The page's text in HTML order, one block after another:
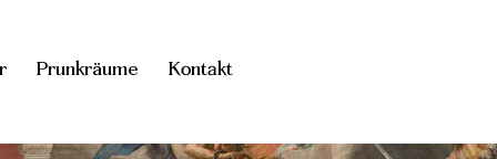
Prunkräume Kontakt